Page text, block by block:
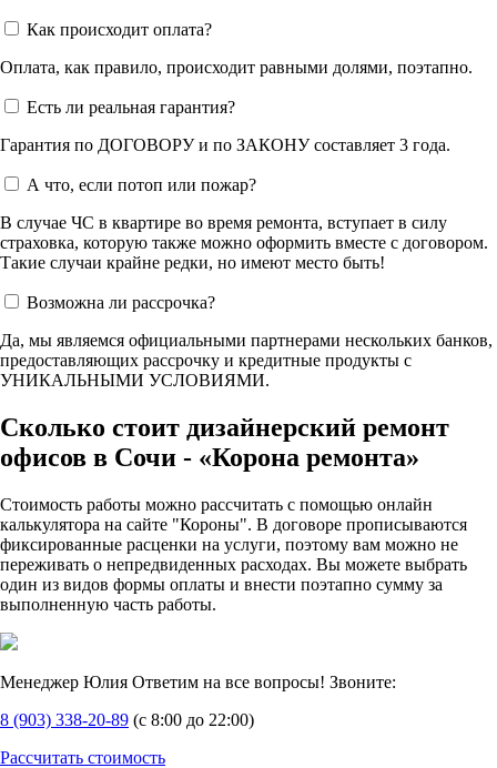
Как происходит оплата?
Оплата, как правило, происходит равными долями, поэтапно.
Есть ли реальная гарантия?
Гарантия по ДОГОВОРУ и по ЗАКОНУ составляет 3 года.
А что, если потоп или пожар?
В случае ЧС в квартире во время ремонта, вступает в силу
страховка, которую также можно оформить вместе с договором.
Такие случаи крайне редки, но имеют место быть!
Возможна ли рассрочка?
Да, мы являемся официальными партнерами нескольких банков,
предоставляющих рассрочку и кредитные продукты с
УНИКАЛЬНЫМИ УСЛОВИЯМИ.
Сколько стоит дизайнерский ремонт
офисов в Сочи - «Корона ремонта»
Стоимость работы можно рассчитать с помощью онлайн
калькулятора на сайте "Короны". В договоре прописываются
фиксированные расценки на услуги, поэтому вам можно не
переживать о непредвиденных расходах. Вы можете выбрать
один из видов формы оплаты и внести поэтапно сумму за
выполненную часть работы.
Менеджер Юлия Ответим на все вопросы! Звоните:
8 (903) 338-20-89 (с 8:00 до 22:00)
Рассчитать стоимость